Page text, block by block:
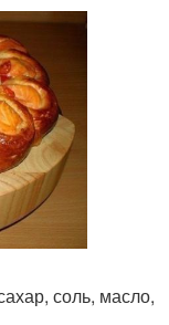
соль, масло,